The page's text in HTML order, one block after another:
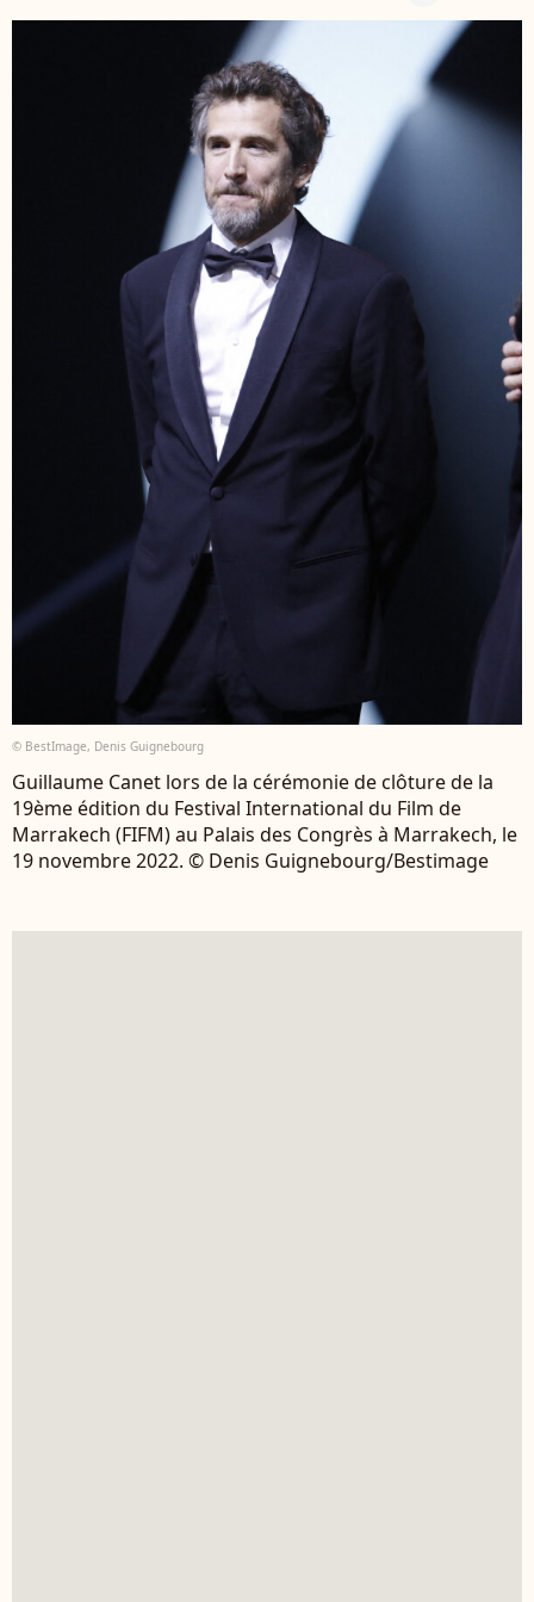
© BestImage, Denis Guignebourg
Guillaume Canet lors de la cérémonie de clôture de la
19ème édition du Festival International du Film de
Marrakech (FIFM) au Palais des Congrès à Marrakech, le
19 novembre 2022. © Denis Guignebourg/Bestimage